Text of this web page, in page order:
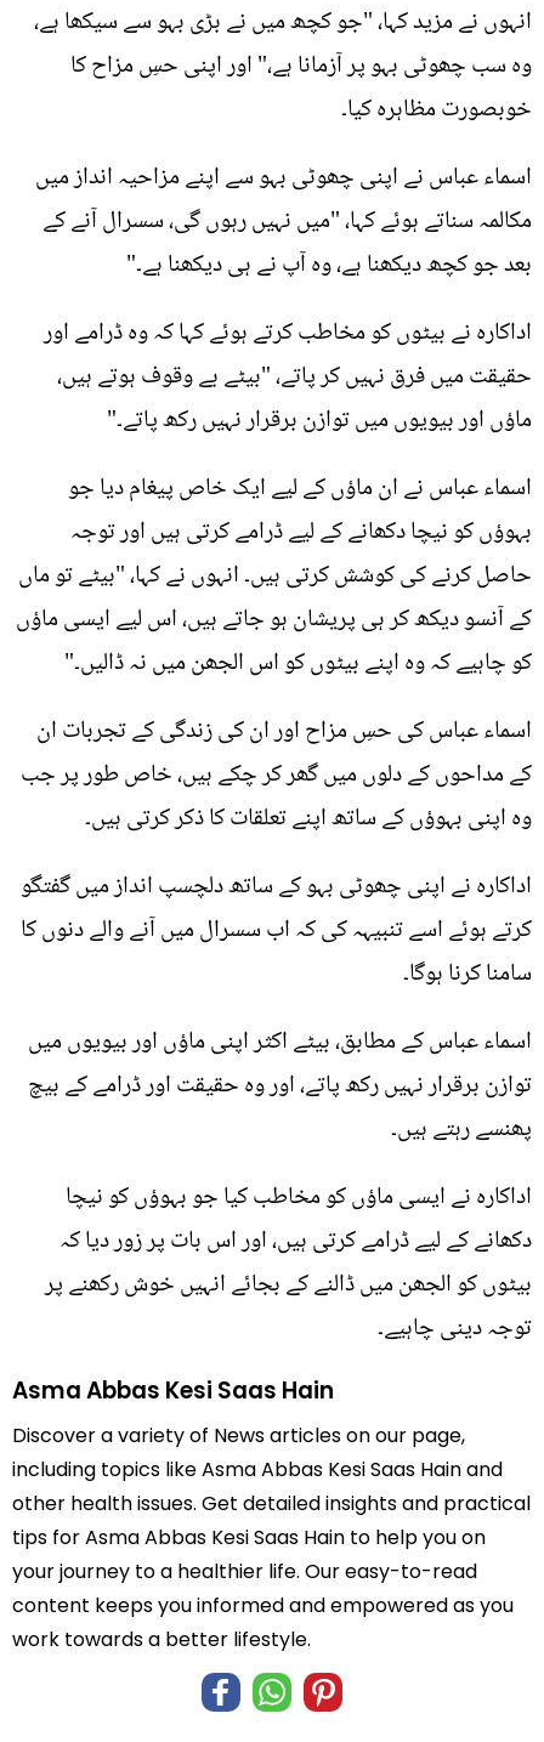
انہوں نے مزید کہا، "جو کچھ میں نے بڑی بہو سے سیکھا ہے،
وہ سب چھوٹی بہو پر آزمانا ہے،" اور اپنی حسِ مزاح کا
خوبصورت مظاہرہ کیا۔
اسماء عباس نے اپنی چھوٹی بہو سے اپنے مزاحیہ انداز میں
مکالمہ سناتے ہوئے کہا، "میں نہیں رہوں گی، سسرال آنے کے
بعد جو کچھ دیکھنا ہے، وہ آپ نے ہی دیکھنا ہے۔"
اداکارہ نے بیٹوں کو مخاطب کرتے ہوئے کہا کہ وہ ڈرامے اور
حقیقت میں فرق نہیں کر پاتے، "بیٹے بے وقوف ہوتے ہیں،
ماؤں اور بیویوں میں توازن برقرار نہیں رکھ پاتے۔"
اسماء عباس نے ان ماؤں کے لیے ایک خاص پیغام دیا جو
بہوؤں کو نیچا دکھانے کے لیے ڈرامے کرتی ہیں اور توجہ
حاصل کرنے کی کوشش کرتی ہیں۔ انہوں نے کہا، "بیٹے تو ماں
کے آنسو دیکھ کر ہی پریشان ہو جاتے ہیں، اس لیے ایسی ماؤں
کو چاہیے کہ وہ اپنے بیٹوں کو اس الجھن میں نہ ڈالیں۔"
اسماء عباس کی حسِ مزاح اور ان کی زندگی کے تجربات ان
کے مداحوں کے دلوں میں گھر کر چکے ہیں، خاص طور پر جب
وہ اپنی بہوؤں کے ساتھ اپنے تعلقات کا ذکر کرتی ہیں۔
اداکارہ نے اپنی چھوٹی بہو کے ساتھ دلچسپ انداز میں گفتگو
کرتے ہوئے اسے تنبیہہ کی کہ اب سسرال میں آنے والے دنوں کا
سامنا کرنا ہوگا۔
اسماء عباس کے مطابق، بیٹے اکثر اپنی ماؤں اور بیویوں میں
توازن برقرار نہیں رکھ پاتے، اور وہ حقیقت اور ڈرامے کے بیچ
پھنسے رہتے ہیں۔
اداکارہ نے ایسی ماؤں کو مخاطب کیا جو بہوؤں کو نیچا
دکھانے کے لیے ڈرامے کرتی ہیں، اور اس بات پر زور دیا کہ
بیٹوں کو الجھن میں ڈالنے کے بجائے انہیں خوش رکھنے پر
توجہ دینی چاہیے۔
Asma Abbas Kesi Saas Hain
Discover a variety of News articles on our page,
including topics like Asma Abbas Kesi Saas Hain and
other health issues. Get detailed insights and practical
tips for Asma Abbas Kesi Saas Hain to help you on
your journey to a healthier life. Our easy-to-read
content keeps you informed and empowered as you
work towards a better lifestyle.